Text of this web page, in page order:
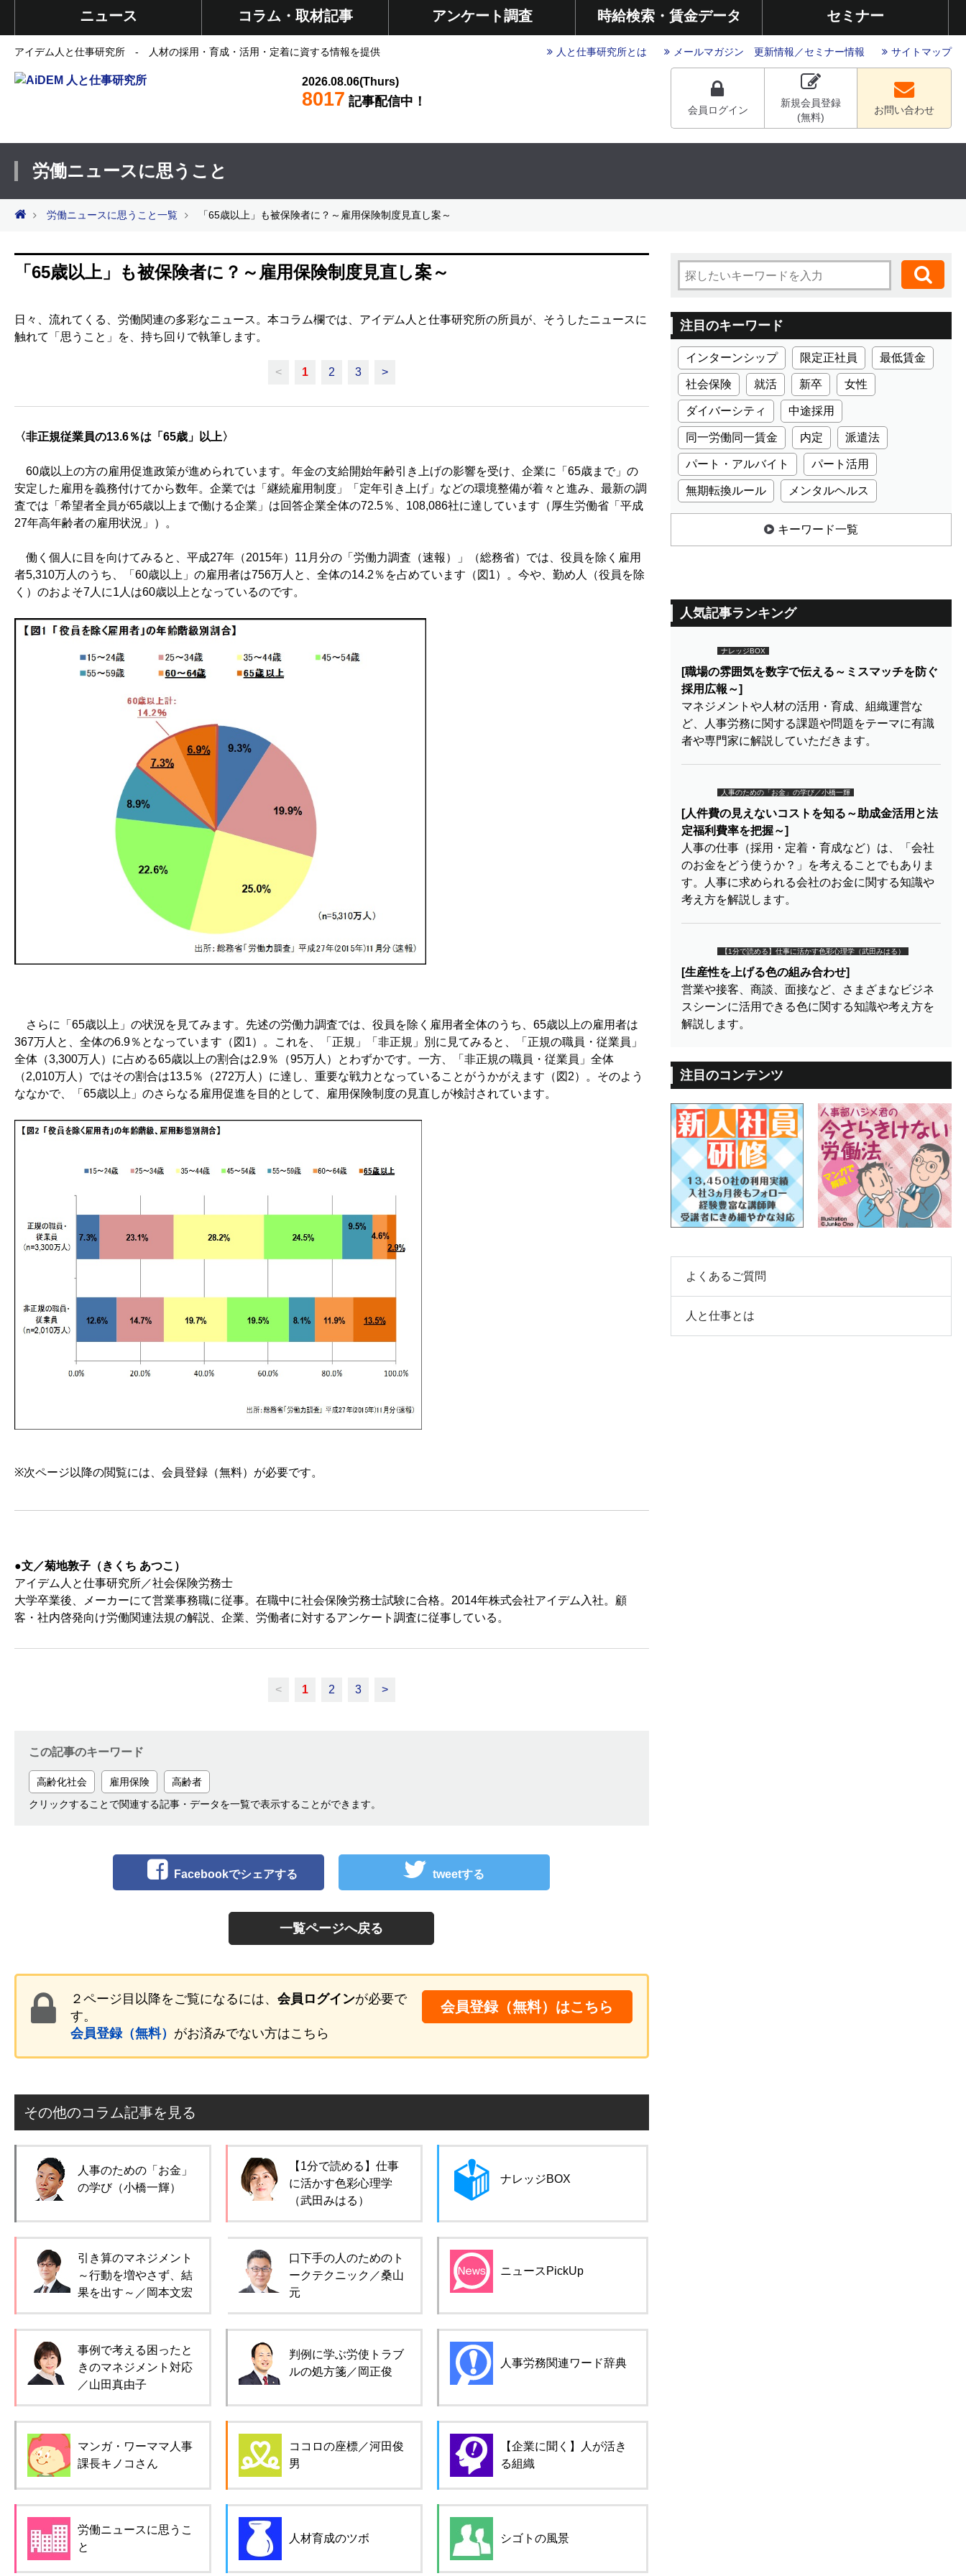
ニュース コラム・取材記事 アンケート調査 時給検索・賃金データ セミナー
アイデム人と仕事研究所 - 人材の採用・育成・活用・定着に資する情報を提供 人と仕事研究所とは メールマガジン 更新情報 ／セミナー情報 サイトマップ
2026.08.06(Thurs)
8017 記事配信中！
会員ログイン
新規会員登録
(無料)
お問い合わせ
労働ニュースに思うこと
労働ニュースに思うこと一覧 「65歳以上」も被保険者に？～雇用保険制度見直し案～
「65歳以上」も被保険者に？～雇用保険制度見直し案～
日々、流れてくる、労働関連の多彩なニュース。本コラム欄では、アイデム人と仕事研究所の所員が、そうしたニュースに
触れて「思うこと」を、持ち回りで執筆します。
< 1 2 3 >
〈非正規従業員の13.6％は「65歳」以上〉
60歳以上の方の雇用促進政策が進められています。年金の支給開始年齢引き上げの影響を受け、企業に「65歳まで」の
安定した雇用を義務付けてから数年。企業では「継続雇用制度」「定年引き上げ」などの環境整備が着々と進み、最新の調
査では「希望者全員が65歳以上まで働ける企業」は回答企業全体の72.5％、108,086社に達しています（厚生労働省「平成
27年高年齢者の雇用状況」）。
働く個人に目を向けてみると、平成27年（2015年）11月分の「労働力調査（速報）」（総務省）では、役員を除く雇用
者5,310万人のうち、「60歳以上」の雇用者は756万人と、全体の14.2％を占めています（図1）。今や、勤め人（役員を除
く）のおよそ7人に1人は60歳以上となっているのです。
さらに「65歳以上」の状況を見てみます。先述の労働力調査では、役員を除く雇用者全体のうち、65歳以上の雇用者は
367万人と、全体の6.9％となっています（図1）。これを、「正規」「非正規」別に見てみると、「正規の職員・従業員」
全体（3,300万人）に占める65歳以上の割合は2.9％（95万人）とわずかです。一方、「非正規の職員・従業員」全体
（2,010万人）ではその割合は13.5％（272万人）に達し、重要な戦力となっていることがうかがえます（図2）。そのよう
ななかで、「65歳以上」のさらなる雇用促進を目的として、雇用保険制度の見直しが検討されています。
※次ページ以降の閲覧には、会員登録（無料）が必要です。
●文／菊地敦子（きくち あつこ）
アイデム人と仕事研究所／社会保険労務士
大学卒業後、メーカーにて営業事務職に従事。在職中に社会保険労務士試験に合格。2014年株式会社アイデム入社。顧
客・社内啓発向け労働関連法規の解説、企業、労働者に対するアンケート調査に従事している。
< 1 2 3 >
この記事のキーワード
高齢化社会 雇用保険
高齢者
クリックすることで関連する記事・データを一覧で表示することができます。
Facebookでシェアする tweetする
一覧ページへ戻る
２ページ目以降をご覧になるには、 会員ログインが必要で
す。
会員登録（無料） がお済みでない方はこちら
会員登録（無料）はこちら
その他のコラム記事を見る
人事のための「お金」
の学び（小橋一輝）
【1分で読める】仕事
に活かす色彩心理学
（武田みはる）
ナレッジBOX
引き算のマネジメント
～行動を増やさず、結
果を出す～／岡本文宏
口下手の人のためのト
ークテクニック／桑山
元
ニュースPickUp
事例で考える困ったと
きのマネジメント対応
／山田真由子
判例に学ぶ労使トラブ
ルの処方箋／岡正俊
人事労務関連ワード辞典
マンガ・ワーママ人事
課長キノコさん
ココロの座標／河田俊
男
【企業に聞く】人が活き
る組織
労働ニュースに思うこ
と
人材育成のツボ シゴトの風景
注目のキーワード
インターンシップ 限定正社員 最低賃金
社会保険 就活 新卒 女性
ダイバーシティ 中途採用
同一労働同一賃金 内定 派遣法
パート・アルバイト パート活用
無期転換ルール メンタルヘルス
キーワード一覧
人気記事ランキング
ナレッジBOX
[職場の雰囲気を数字で伝える～ミスマッチを防ぐ
採用広報～]
マネジメントや人材の活用・育成、組織運営な
ど、人事労務に関する課題や問題をテーマに有識
者や専門家に解説していただきます。
人事のための「お金」の学び／小橋一輝
[人件費の見えないコストを知る～助成金活用と法
定福利費率を把握～]
人事の仕事（採用・定着・育成など）は、「会社
のお金をどう使うか？」を考えることでもありま
す。人事に求められる会社のお金に関する知識や
考え方を解説します。
【1分で読める】仕事に活かす色彩心理学（武田みはる）
[生産性を上げる色の組み合わせ]
営業や接客、商談、面接など、さまざまなビジネ
スシーンに活用できる色に関する知識や考え方を
解説します。
注目のコンテンツ
よくあるご質問
人と仕事とは